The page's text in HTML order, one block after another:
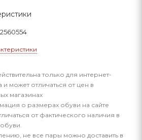
2560554
только для интернет-
и может отличаться от цен в
магазинах
о размерах обуви на сайте
от фактического наличия в
не все пары можно доставить в